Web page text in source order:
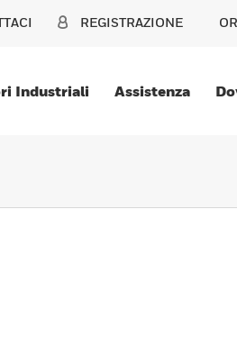
REGISTRAZIONE
Industriali Assistenza